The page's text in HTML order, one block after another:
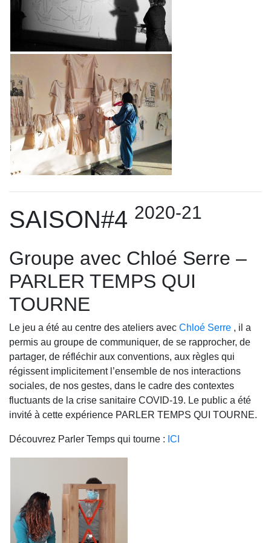
SAISON#4 2020-21
Groupe avec Chloé Serre –
PARLER TEMPS QUI
TOURNE
Le jeu a été au centre des ateliers avec Chloé Serre , il a
permis au groupe de communiquer, de se rapprocher, de
partager, de réfléchir aux conventions, aux règles qui
régissent implicitement l’ensemble de nos interactions
sociales, de nos gestes, dans le cadre des contextes
fluctuants de la crise sanitaire COVID-19. Le public a été
invité à cette expérience PARLER TEMPS QUI TOURNE.
Découvrez Parler Temps qui tourne : ICI